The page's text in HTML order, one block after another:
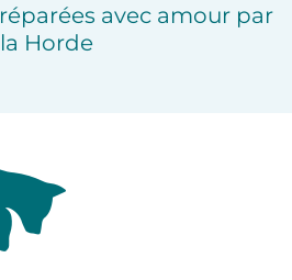
avec amour par
la Horde